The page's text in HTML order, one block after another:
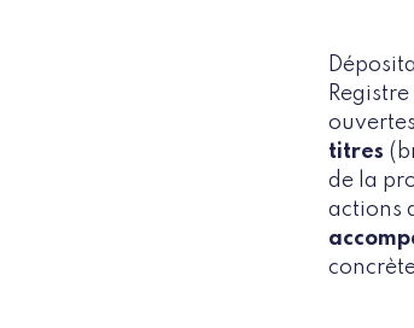
titres
de la
actions